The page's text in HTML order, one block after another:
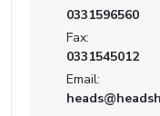
0331596560
Fax:
0331545012
Email: